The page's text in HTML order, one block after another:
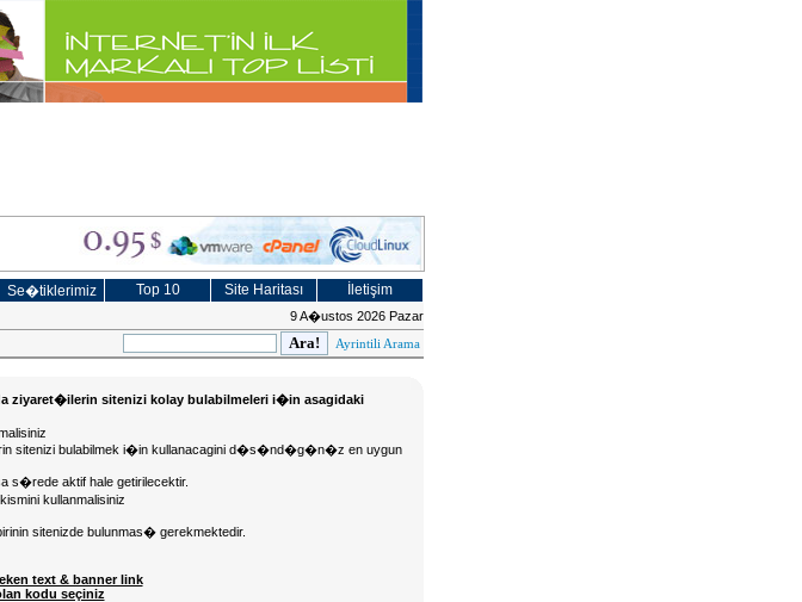
Se�tiklerimiz Top 10 Site Haritası İletişim
9 A�ustos 2026 Pazar
Ayrintili Arama
ziyaret�ilerin sitenizi kolay bulabilmeleri i�in asagidaki
sitenizi bulabilmek i�in kullanacagini d�s�nd�g�n�z en uygun
s�rede aktif hale getirilecektir.
kullanmalisiniz
sitenizde bulunmas� gerekmektedir.
text & banner link
kodu seçiniz